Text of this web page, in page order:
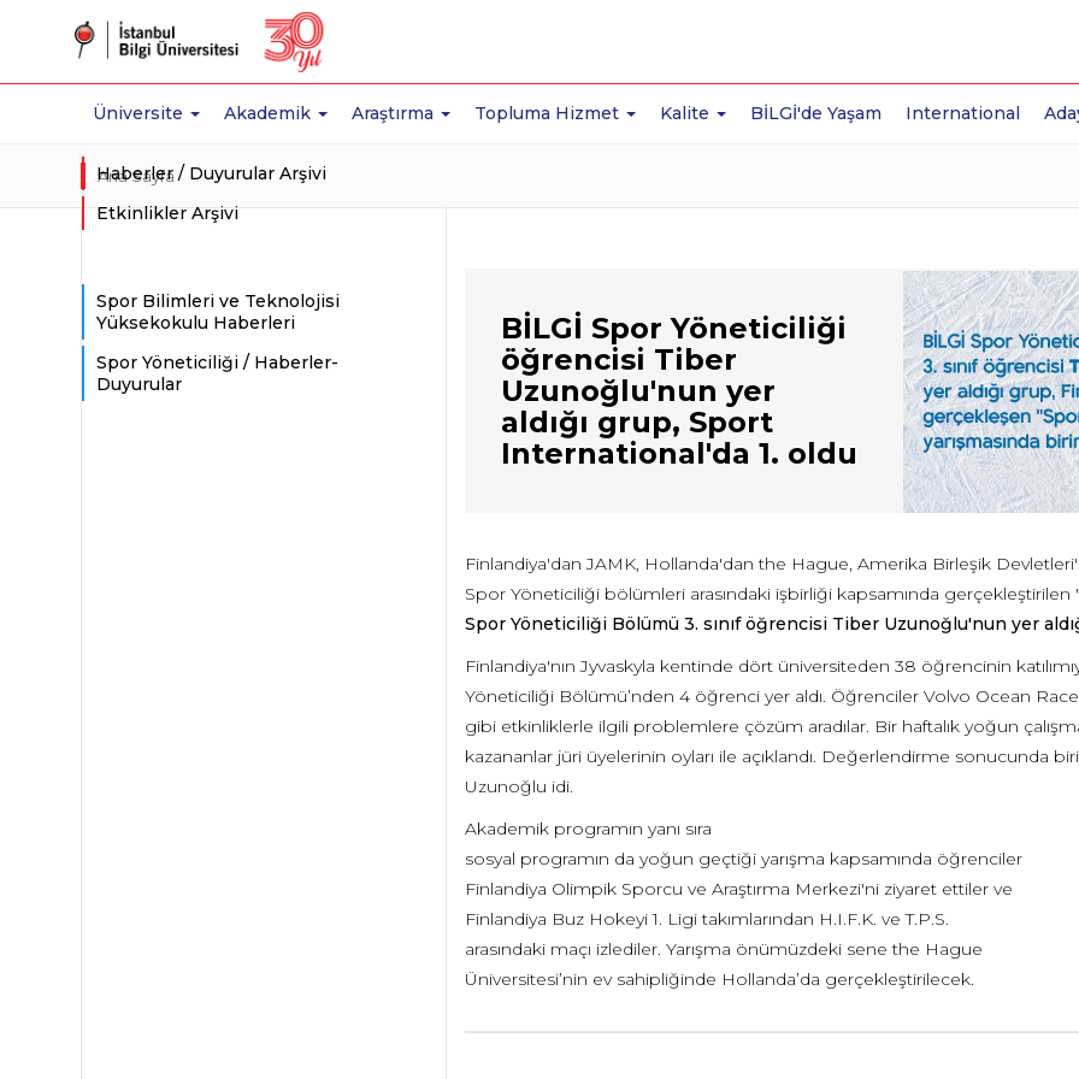
Üniversite Akademik Araştırma Topluma Hizmet Kalite BİLGİ'de Yaşam International
Ana Sayfa
Haberler / Duyurular Arşivi
Etkinlikler Arşivi
Spor Bilimleri ve Teknolojisi
Yüksekokulu Haberleri
Spor Yöneticiliği / Haberler-
Duyurular
BİLGİ Spor Yöneticiliği
öğrencisi Tiber
Uzunoğlu'nun yer
aldığı grup, Sport
International'da 1. oldu
Finlandiya'dan JAMK, Hollanda'dan the Hague, Amerika Birleşik
Spor Yöneticiliği bölümleri arasındaki işbirliği kapsamında gerçekleştirilen
Spor Yöneticiliği Bölümü 3. sınıf öğrencisi Tiber Uzunoğlu'nun yer
Finlandiya'nın Jyvaskyla kentinde dört üniversiteden 38 öğrencinin
Yöneticiliği Bölümü’nden 4 öğrenci yer aldı. Öğrenciler Volvo Ocean
gibi etkinliklerle ilgili problemlere çözüm aradılar. Bir haftalık yoğun
kazananlar jüri üyelerinin oyları ile açıklandı. Değerlendirme sonucunda
Uzunoğlu idi.
Akademik programın yanı sıra
sosyal programın da yoğun geçtiği yarışma kapsamında öğrenciler
Finlandiya Olimpik Sporcu ve Araştırma Merkezi'ni ziyaret ettiler ve
Finlandiya Buz Hokeyi 1. Ligi takımlarından H.I.F.K. ve T.P.S.
arasındaki maçı izlediler. Yarışma önümüzdeki sene the Hague
Üniversitesi’nin ev sahipliğinde Hollanda’da gerçekleştirilecek.